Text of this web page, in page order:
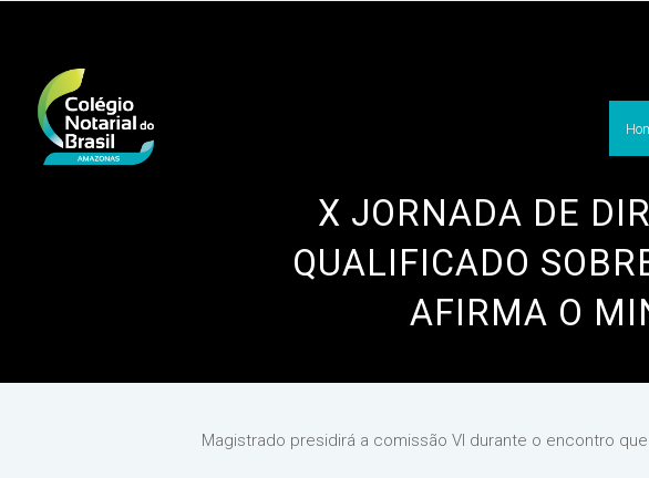
X JORNADA DE
QUALIFICADO
AFIRMA O
Magistrado presidirá a comissão VI durante o encontro